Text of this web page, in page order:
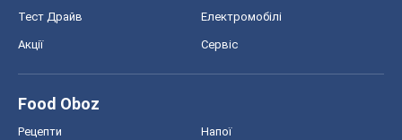
Тест Драйв Електромобілі
Акції Сервіс
Food Oboz
Рецепти Напої